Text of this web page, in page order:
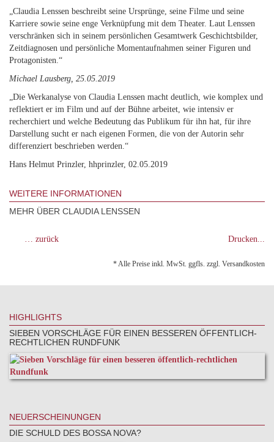
„Claudia Lenssen beschreibt seine Ursprünge, seine Filme und seine
Karriere sowie seine enge Verknüpfung mit dem Theater. Laut Lenssen
verschränken sich in seinem persönlichen Gesamtwerk Geschichtsbilder,
Zeitdiagnosen und persönliche Momentaufnahmen seiner Figuren und
Protagonisten.“
Michael Lausberg, 25.05.2019
„Die Werkanalyse von Claudia Lenssen macht deutlich, wie komplex und
reflektiert er im Film und auf der Bühne arbeitet, wie intensiv er
recherchiert und welche Bedeutung das Publikum für ihn hat, für ihre
Darstellung sucht er nach eigenen Formen, die von der Autorin sehr
differenziert beschrieben werden.“
Hans Helmut Prinzler, hhprinzler, 02.05.2019
WEITERE INFORMATIONEN
MEHR ÜBER CLAUDIA LENSSEN
… zurück Drucken...
* Alle Preise inkl. MwSt. ggfls. zzgl. Versandkosten
HIGHLIGHTS
SIEBEN VORSCHLÄGE FÜR EINEN BESSEREN ÖFFENTLICH-
RECHTLICHEN RUNDFUNK
NEUERSCHEINUNGEN
DIE SCHULD DES BOSSA NOVA?